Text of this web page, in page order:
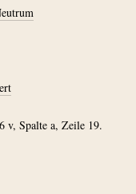
v, Spalte a, Zeile 19.